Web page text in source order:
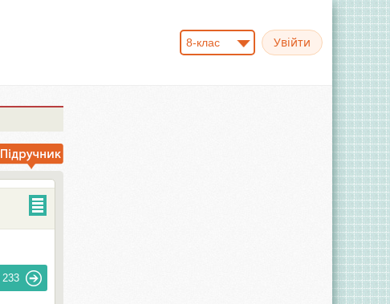
8-клас
233